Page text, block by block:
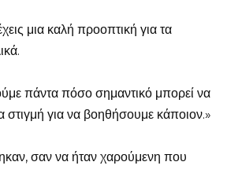
μια καλή προοπτική για τα
πάντα πόσο σημαντικό μπορεί να
στιγμή για να βοηθήσουμε κάποιον.»
σαν να ήταν χαρούμενη που